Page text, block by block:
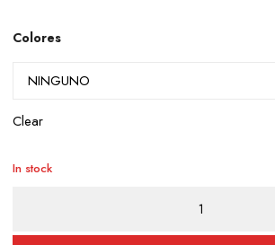
Colores
Clear
In stock
quantity